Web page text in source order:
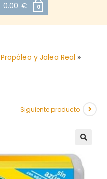
0.00 € 0
Propóleo y Jalea Real »
Siguiente producto